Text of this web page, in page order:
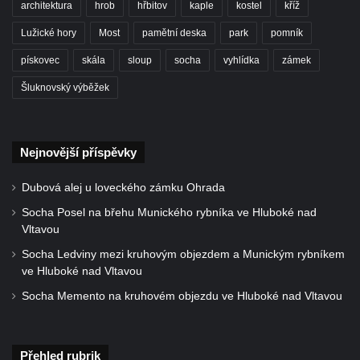
Polici nad Metují
Pánův kříž v Broumovských stěnách
Machovský kříž v Broumovských stěnách
Centrální kříž hřbitova Vlčí Hora
Kříž u domu čp. 128 na Vlčí Hoře
Kříž u domu čp. 79 v ulici Salmovská ve
Velkém Šenově
Kříž naproti domu čp. 23 v ulici Salmovská
ve Velkém Šenově
Kříž u kostela svatého Jana Křtitele v
Údajný kříž u silnice č. 15 západně od
architektura hrob hřbitov kaple kostel kříž
Lužické hory Most pamětní deska park pomník
pískovec skála sloup socha vyhlídka zámek
Šluknovský výběžek
Nejnovější příspěvky
Dubová alej u loveckého zámku Ohrada
Socha Posel na břehu Munického rybníka ve Hluboké nad
Vltavou
Socha Ledviny mezi kruhovým objezdem a Munickým rybníkem
ve Hluboké nad Vltavou
Socha Memento na kruhovém objezdu ve Hluboké nad Vltavou
Přehled rubrik